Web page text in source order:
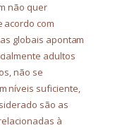
não quer
acordo com
globais apontam
adultos
não se
níveis suficiente,
são as
à